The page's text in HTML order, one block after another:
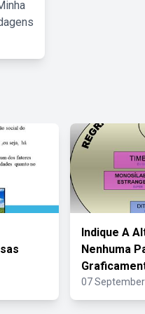
Indique A
Nenhuma
07